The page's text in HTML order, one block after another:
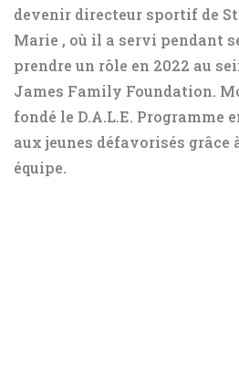
devenir directeur sportif de
Marie , où il a servi pendant
prendre un rôle en 2022 au
James Family Foundation.
fondé le D.A.L.E. Programme
aux jeunes défavorisés
équipe.